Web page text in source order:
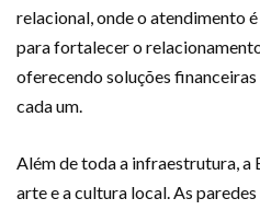
relacional, onde o atendimento
para fortalecer o
oferecendo soluções financeiras
cada um.
Além de toda a infraestrutura, a
arte e a cultura local. As